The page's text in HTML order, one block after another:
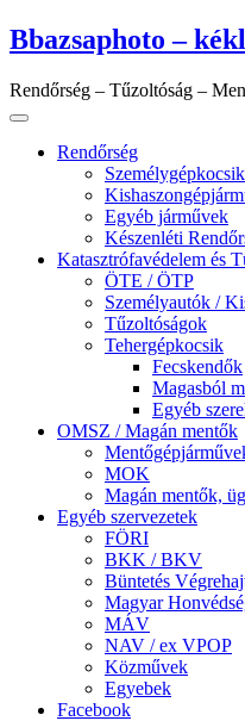
Skip
to
Bbazsaphoto –
Rendőrség – Tűzoltóság –
Rendőrség
Személygépkocsik
Egyéb járművek
Készenléti
Katasztrófavédelem és
ÖTE / ÖTP
Személyautók /
Tűzoltóságok
Tehergépkocsik
Fecskendők
Magasból
Egyéb
OMSZ / Magán mentők
MOK
Magán mentők,
Egyéb szervezetek
FÖRI
BKK / BKV
Büntetés
Magyar
MÁV
NAV / ex VPOP
Közművek
Egyebek
Facebook